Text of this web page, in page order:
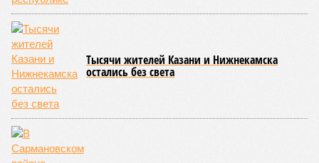
Тысячи жителей Казани и Нижнекамска
остались без света